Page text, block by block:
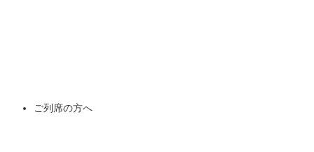
ご列席の方へ